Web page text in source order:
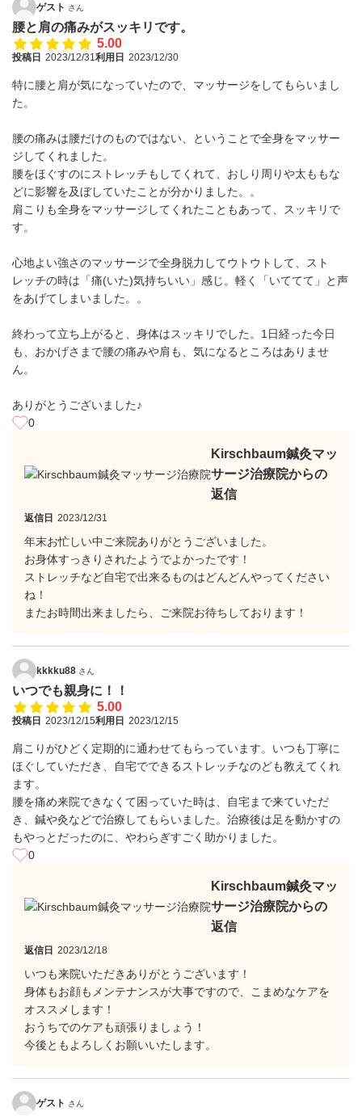
ゲスト さん
腰と肩の痛みがスッキリです。
5.00
投稿日 2023/12/31利用日 2023/12/30
特に腰と肩が気になっていたので、マッサージをしてもらいまし
た。
腰の痛みは腰だけのものではない、ということで全身をマッサー
ジしてくれました。
腰をほぐすのにストレッチもしてくれて、おしり周りや太ももな
どに影響を及ぼしていたことが分かりました。。
肩こりも全身をマッサージしてくれたこともあって、スッキリで
す。
心地よい強さのマッサージで全身脱力してウトウトして、スト
レッチの時は「痛(いた)気持ちいい」感じ。軽く「いててて」と声
をあげてしまいました。。
終わって立ち上がると、身体はスッキリでした。1日経った今日
も、おかげさまで腰の痛みや肩も、気になるところはありませ
ん。
ありがとうございました♪
0
Kirschbaum鍼灸マッ
サージ治療院からの
返信
返信日 2023/12/31
年末お忙しい中ご来院ありがとうございました。
お身体すっきりされたようでよかったです！
ストレッチなど自宅で出来るものはどんどんやってください
ね！
またお時間出来ましたら、ご来院お待ちしております！
kkkku88 さん
いつでも親身に！！
5.00
投稿日 2023/12/15利用日 2023/12/15
肩こりがひどく定期的に通わせてもらっています。いつも丁寧に
ほぐしていただき、自宅でできるストレッチなのども教えてくれ
ます。
腰を痛め来院できなくて困っていた時は、自宅まで来ていただ
き、鍼や灸などで治療してもらいました。治療後は足を動かすの
もやっとだったのに、やわらぎすごく助かりました。
0
Kirschbaum鍼灸マッ
サージ治療院からの
返信
返信日 2023/12/18
いつも来院いただきありがとうございます！
身体もお顔もメンテナンスが大事ですので、こまめなケアを
オススメします！
おうちでのケアも頑張りましょう！
今後ともよろしくお願いいたします。
ゲスト さん